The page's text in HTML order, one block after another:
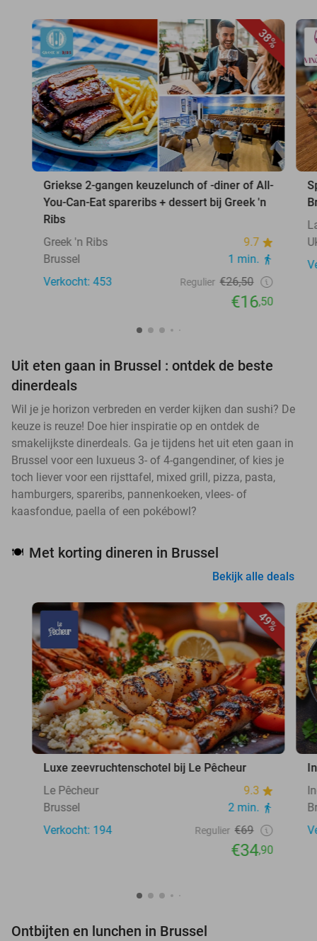
38%
Griekse 2-gangen keuzelunch of -diner of All-
You-Can-Eat spareribs + dessert bij Greek 'n
Ribs
Greek 'n Ribs
9.7
Brussel
1 min.
Verkocht: 453
Regulier €26,50
€16,50
Uit eten gaan in Brussel : ontdek de beste
dinerdeals
Wil je je horizon verbreden en verder kijken dan sushi? De
keuze is reuze! Doe hier inspiratie op en ontdek de
smakelijkste dinerdeals. Ga je tijdens het uit eten gaan in
Brussel voor een luxueus 3- of 4-gangendiner, of kies je
toch liever voor een rijsttafel, mixed grill, pizza, pasta,
hamburgers, spareribs, pannenkoeken, vlees- of
kaasfondue, paella of een pokébowl?
🍽️ Met korting dineren in Brussel
Bekijk alle deals
49%
Luxe zeevruchtenschotel bij Le Pêcheur
Le Pêcheur
9.3
Brussel
2 min.
Verkocht: 194
Regulier €69
€34,90
Ontbijten en lunchen in Brussel